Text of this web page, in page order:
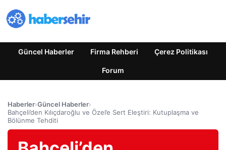
Güncel Haberler Firma Rehberi Çerez Politikası
Forum
Haberler›Güncel Haberler›
Bahçeli’den Kılıçdaroğlu ve Özel’e Sert Eleştiri: Kutuplaşma ve
Bölünme Tehditi